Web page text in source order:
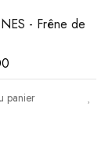
- Frêne de
panier